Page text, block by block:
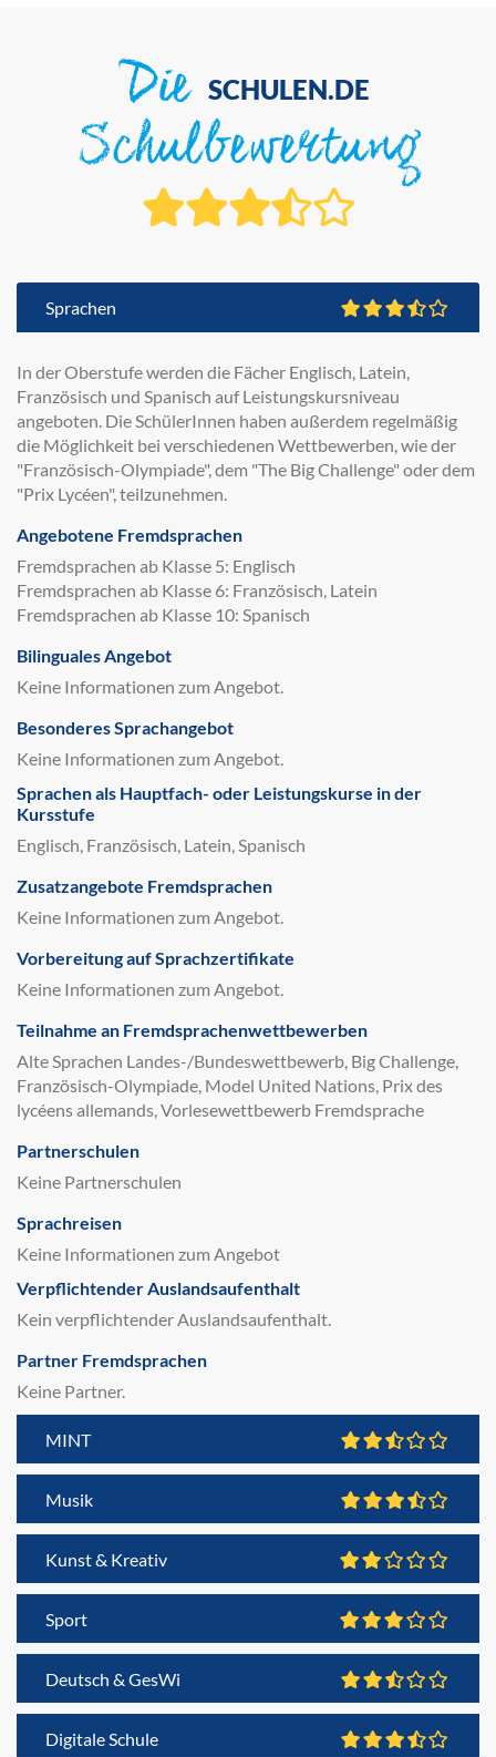
Die SCHULEN.DE
Schulbewertung
Sprachen
In der Oberstufe werden die Fächer Englisch, Latein,
Französisch und Spanisch auf Leistungskursniveau
angeboten. Die SchülerInnen haben außerdem regelmäßig
die Möglichkeit bei verschiedenen Wettbewerben, wie der
"Französisch-Olympiade", dem "The Big Challenge" oder dem
"Prix Lycéen", teilzunehmen.
Angebotene Fremdsprachen
Fremdsprachen ab Klasse 5: Englisch
Fremdsprachen ab Klasse 6: Französisch, Latein
Fremdsprachen ab Klasse 10: Spanisch
Bilinguales Angebot
Keine Informationen zum Angebot.
Besonderes Sprachangebot
Keine Informationen zum Angebot.
Sprachen als Hauptfach- oder Leistungskurse in der
Kursstufe
Englisch, Französisch, Latein, Spanisch
Zusatzangebote Fremdsprachen
Keine Informationen zum Angebot.
Vorbereitung auf Sprachzertifikate
Keine Informationen zum Angebot.
Teilnahme an Fremdsprachenwettbewerben
Alte Sprachen Landes-/Bundeswettbewerb, Big Challenge,
Französisch-Olympiade, Model United Nations, Prix des
lycéens allemands, Vorlesewettbewerb Fremdsprache
Partnerschulen
Keine Partnerschulen
Sprachreisen
Keine Informationen zum Angebot
Verpflichtender Auslandsaufenthalt
Kein verpflichtender Auslandsaufenthalt.
Partner Fremdsprachen
Keine Partner.
MINT
Musik
Kunst & Kreativ
Sport
Deutsch & GesWi
Digitale Schule